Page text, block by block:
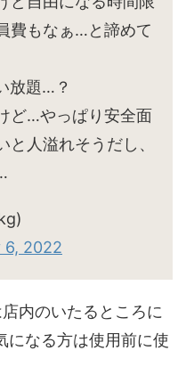
費もなぁ…と諦めて
放題…？
ど…やっぱり安全面
人溢れそうだし、
6, 2022
内のいたるところに
になる方は使用前に使